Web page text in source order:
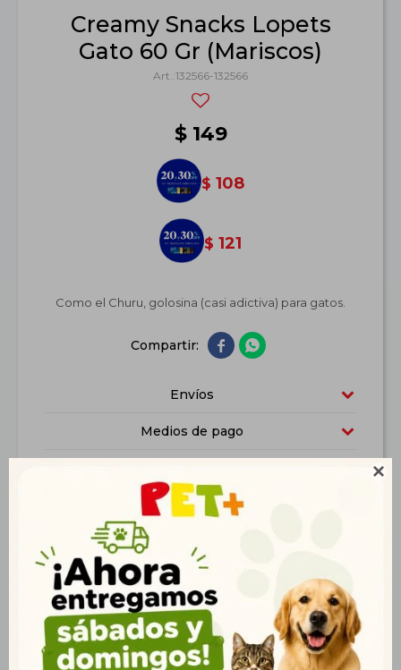

Creamy Snacks Lopets
Gato 60 Gr (Mariscos)
132566-132566
$ 149
$ 108
$ 121
Como el Churu, golosina (casi adictiva) para gatos.
 
Envíos
Medios de pago
Productos que te pueden interesar